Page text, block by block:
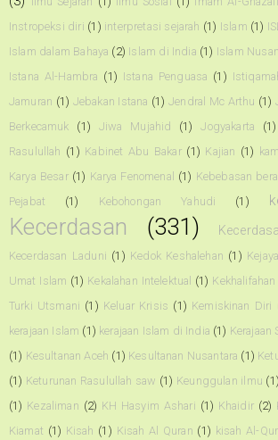
Instropeksi diri (1) interpretasi sejarah (1) Islam (1)
Islam dalam Bahaya (2) Islam di India (1) Islam
Istana Al-Hambra (1) Istana Penguasa (1)
Jamuran (1) Jebakan Istana (1) Jendral Mc Arthu (1)
Berkecamuk
(1) Jiwa Mujahid (1) Jogyakarta (1)
Rasulullah (1) Kabinet Abu Bakar (1) Kajian (1)
Karya Besar (1) Karya Fenomenal (1) Kebebasan
Pejabat
(1) Kebohongan Yahudi (1)
Kecerdasan (331)
Kecerdasan Laduni (1) Kedok Keshalehan (1)
Umat Islam (1) Kekalahan Intelektual (1)
Turki Utsmani (1) Keluar Krisis (1) Kemiskinan Diri
kerajaan Islam (1) kerajaan Islam di India (1) Kerajaan
(1) Kesultanan Aceh (1) Kesultanan Nusantara (1)
(1) Keturunan Rasulullah saw (1) Keunggulan ilmu (1)
(1) Kezaliman (2) KH Hasyim Ashari (1) Khaidir (2)
Kiamat (1) Kisah (1) Kisah Al Quran (1) kisah Al-